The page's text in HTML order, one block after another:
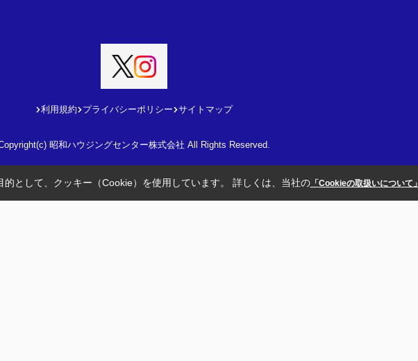
利用規約 プライバシーポリシー サイトマップ
昭和ハウジングセンター株式会社 All Rights Reserved.
として、クッキー（Cookie）を使用しています。 詳しくは、当社の「Cookieの取扱いについて」